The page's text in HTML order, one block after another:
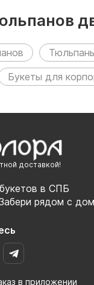
Букеты для
доставкой!
в СПБ
рядом с
в приложении